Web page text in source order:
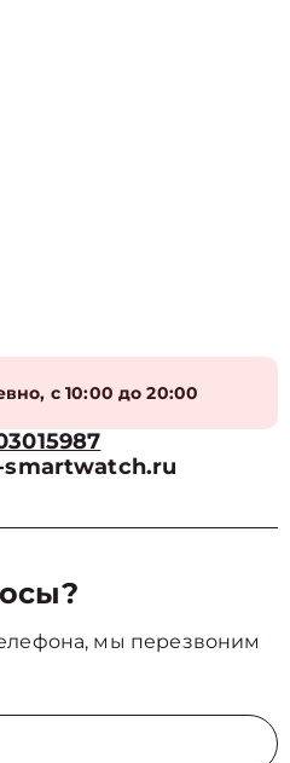
с 10:00 до 20:00
smartwatch.ru
мы перезвоним